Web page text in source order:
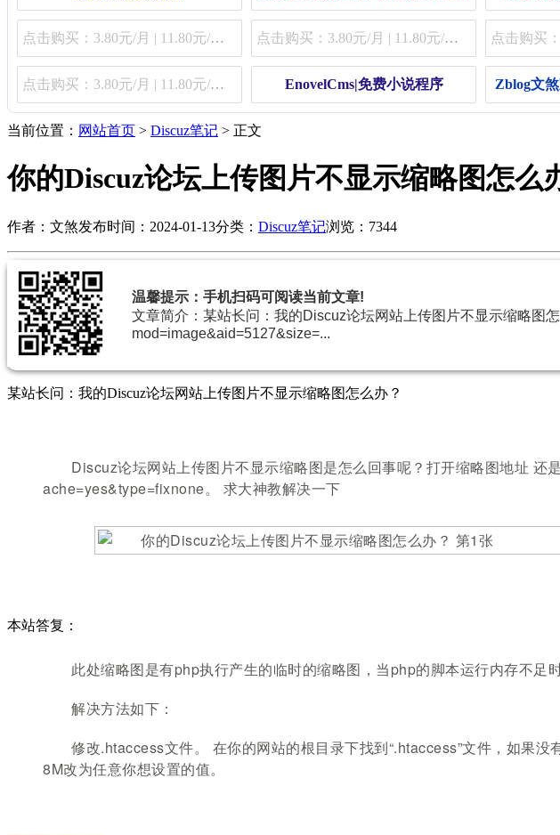
点击购买：3.80元/月 | 11.80元/季 | 48.80元/年 点击购买：3.80元/月 | 11.80元/季 | 48.80元/年
点击购买：3.80元/月 | 11.80元/季 | 48.80元/年 EnovelCms|免费小说程序 Zblog文
当前位置： 网站首页 > Discuz笔记 > 正文
你的Discuz论坛上传图片不显示缩略图怎么
作者：文煞发布时间：2024-01-13分类： Discuz笔记浏览：7344
温馨提示：手机扫码可阅读当前文章!
文章简介：某站长问：我的Discuz论坛网站上传图片不显示缩略图
mod=image&aid=5127&size=...
某站长问：我的Discuz论坛网站上传图片不显示缩略图怎么办？
Discuz论坛网站上传图片不显示缩略图是怎么回事呢？打开缩略图地址
ache=yes&type=fixnone。 求大神教解决一下
本站答复：
此处缩略图是有php执行产生的临时的缩略图，当php的脚本运行内存不足
解决方法如下：
修改.htaccess文件。 在你的网站的根目录下找到“.htaccess”文件，如果
8M改为任意你想设置的值。